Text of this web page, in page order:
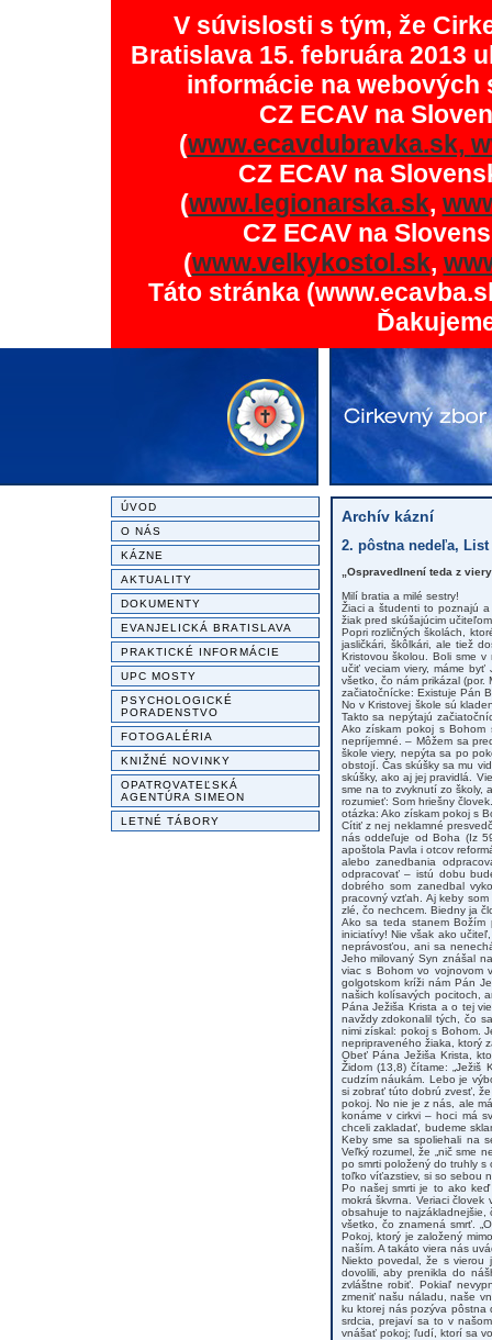
V súvislosti s tým, že
Bratislava 15. februára 2013
informácie na
CZ ECAV na
(www.ecavdubravka.sk,
CZ ECAV na
(www.legionarska.sk,
CZ ECAV na
(www.velkykostol.sk,
Táto stránka
ÚVOD
O NÁS
KÁZNE
AKTUALITY
DOKUMENTY
EVANJELICKÁ BRATISLAVA
PRAKTICKÉ INFORMÁCIE
UPC MOSTY
PSYCHOLOGICKÉ
PORADENSTVO
FOTOGALÉRIA
KNIŽNÉ NOVINKY
OPATROVATEĽSKÁ
AGENTÚRA SIMEON
LETNÉ TÁBORY
Archív kázní
2. pôstna nedeľa,
„Ospravedlnení teda z
Milí bratia a milé sestry!
Žiaci a študenti to poznajú
žiak pred skúšajúcim
Popri rozličných školách,
jasličkári, škôlkári, ale tiež
Kristovou školou. Boli sme
učiť veciam viery, máme
všetko, čo nám prikázal (por.
začiatočnícke: Existuje Pán
No v Kristovej škole sú
Takto sa nepýtajú
Ako získam pokoj s
nepríjemné. – Môžem sa
škole viery, nepýta sa po
obstojí. Čas skúšky sa mu
skúšky, ako aj jej pravidlá.
sme na to zvyknutí zo školy,
rozumieť: Som hriešny
otázka: Ako získam pokoj s
Cítiť z nej neklamné
nás oddeľuje od Boha (Iz
apoštola Pavla i otcov
alebo zanedbania
odpracovať – istú dobu
dobrého som zanedbal
pracovný vzťah. Aj keby
zlé, čo nechcem. Biedny ja
Ako sa teda stanem
iniciatívy! Nie však ako
neprávosťou, ani sa
Jeho milovaný Syn znášal
viac s Bohom vo vojnovom
golgotskom kríži nám Pán
našich kolísavých pocitoch,
Pána Ježiša Krista a o tej
navždy zdokonalil tých, čo
nimi získal: pokoj s Bohom.
nepripraveného žiaka, ktorý
Obeť Pána Ježiša Krista,
Židom (13,8) čítame: „Ježiš
cudzím náukám. Lebo je
si zobrať túto dobrú zvesť,
pokoj. No nie je z nás, ale
konáme v cirkvi – hoci má
chceli zakladať, budeme
Keby sme sa spoliehali na
Veľký rozumel, že „nič sme
po smrti položený do truhly
toľko víťazstiev, si so sebou
Po našej smrti je to ako
mokrá škvrna. Veriaci
obsahuje to
všetko, čo znamená smrť.
Pokoj, ktorý je založený
naším. A takáto viera nás
Niekto povedal, že s
dovolili, aby prenikla do
zvláštne robiť. Pokiaľ
zmeniť našu náladu, naše
ku ktorej nás pozýva pôstna
srdcia, prejaví sa to v
vnášať pokoj; ľudí, ktorí sa